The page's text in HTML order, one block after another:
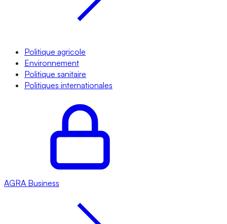
Politique agricole
Environnement
Politique sanitaire
Politiques internationales
AGRA Business